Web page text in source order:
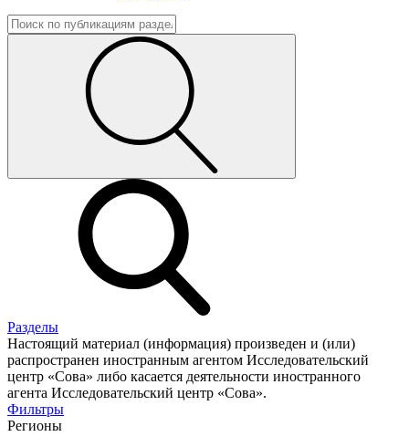
Разделы
Настоящий материал (информация) произведен и (или)
распространен иностранным агентом Исследовательский
центр «Сова» либо касается деятельности иностранного
агента Исследовательский центр «Сова».
Фильтры
Регионы